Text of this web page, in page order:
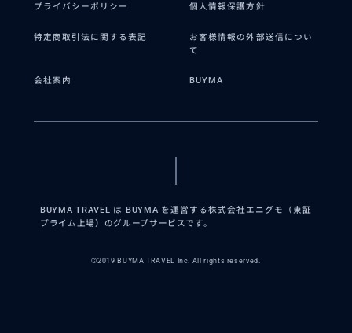
プライバシーポリシー 個人情報保護方針
特定商取引法に関する表記
お客様情報の外部送信につい
て
会社案内 BUYMA
BUYMA TRAVEL は BUYMA を運営する株式会社エニグモ（東証
プライム上場）のグループサービスです。
©2019 BUYMA TRAVEL Inc. All rights reserved.